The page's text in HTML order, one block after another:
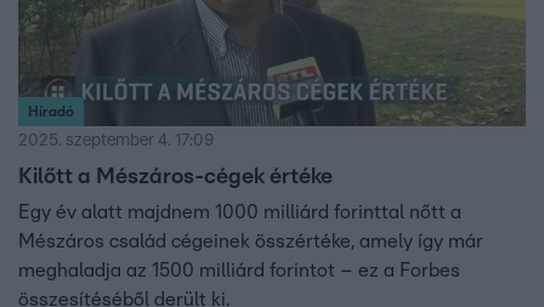
Híradó
2025. szeptember 4. 17:09
Kilőtt a Mészáros-cégek értéke
Egy év alatt majdnem 1000 milliárd forinttal nőtt a
Mészáros család cégeinek összértéke, amely így már
meghaladja az 1500 milliárd forintot – ez a Forbes
összesítéséből derült ki.